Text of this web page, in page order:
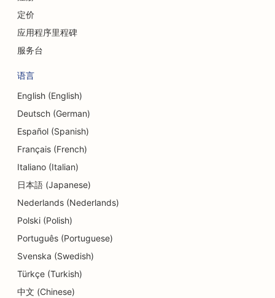
定价
应用程序里程碑
服务台
语言
English (English)
Deutsch (German)
Español (Spanish)
Français (French)
Italiano (Italian)
日本語 (Japanese)
Nederlands (Nederlands)
Polski (Polish)
Português (Portuguese)
Svenska (Swedish)
Türkçe (Turkish)
中文 (Chinese)